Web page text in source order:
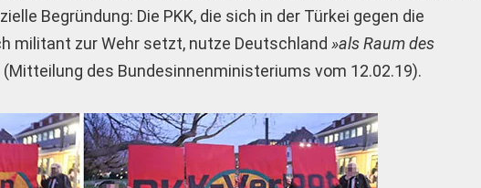
Begründung: Die PKK, die sich in der Türkei gegen die
militant zur Wehr setzt, nutze Deutschland»als Raum des
(Mitteilung des Bundesinnenministeriums vom 12.02.19).